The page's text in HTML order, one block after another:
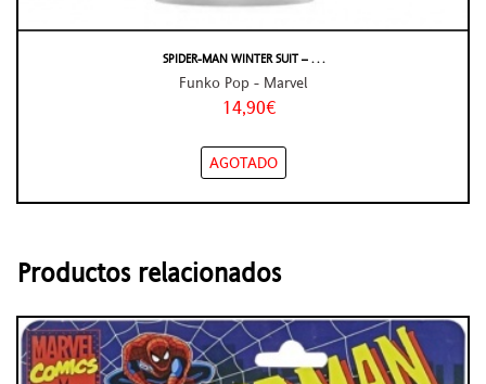
SPIDER-MAN WINTER SUIT – . . .
Funko Pop - Marvel
14,90€
AGOTADO
Productos relacionados